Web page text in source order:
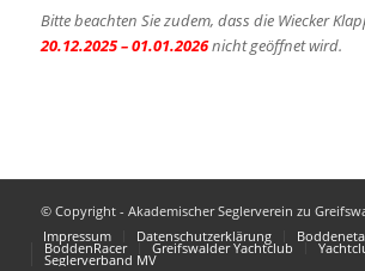
Bitte beachten Sie zudem, dass die Wiecker
20.12.2025 – 01.01.2026nicht geöffnet wird.
© Copyright - Akademischer Seglerverein zu
Impressum
Datenschutzerklärung
BoddenRacer Greifswalder Yachtclub
Seglerverband MV